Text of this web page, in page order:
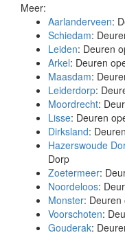
Meer:
Aarlanderveen:
Schiedam:
Leiden: Deuren
Arkel: Deuren
Maasdam:
Leiderdorp:
Moordrecht:
Lisse: Deuren
Dirksland:
Hazerswoude
Dorp
Zoetermeer:
Noordeloos:
Monster:
Voorschoten:
Gouderak: